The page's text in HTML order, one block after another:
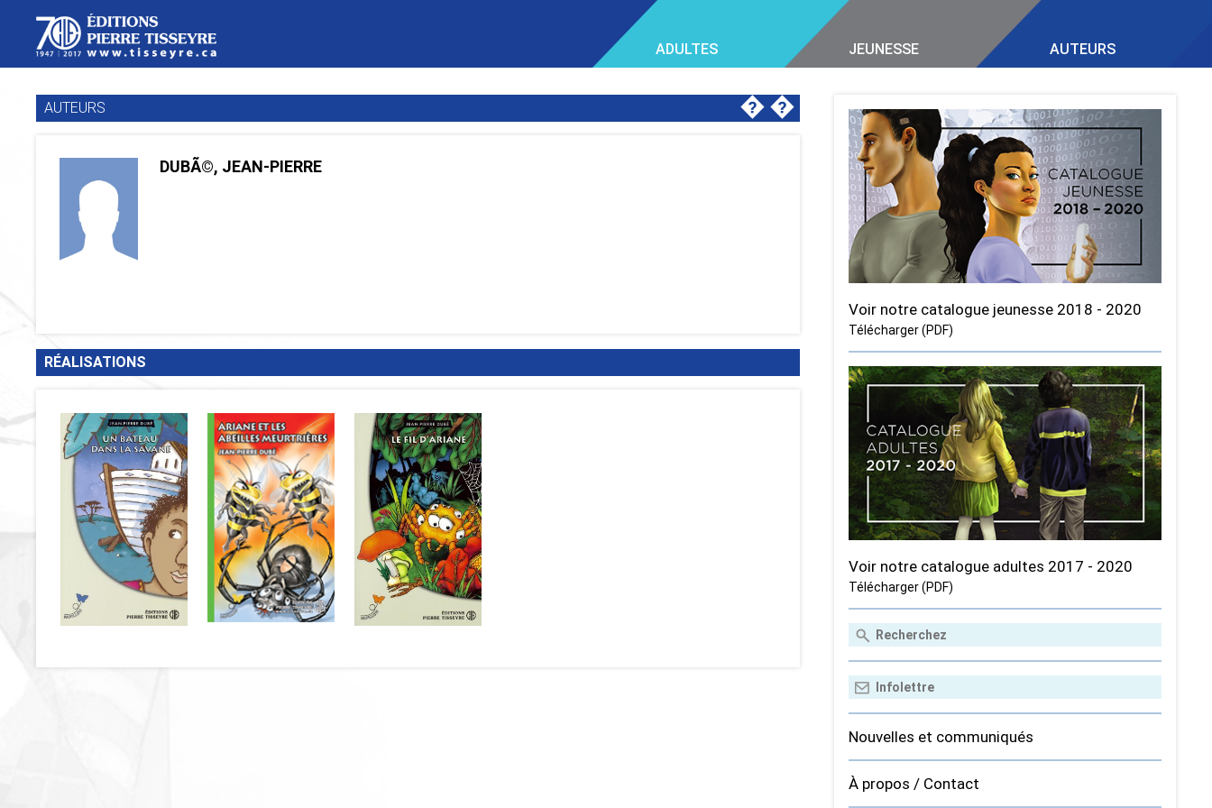
ADULTES JEUNESSE AUTEURS
AUTEURS ��
DUBÃ©, JEAN-PIERRE
RÉALISATIONS
Voir notre catalogue jeunesse 2018 - 2020
Télécharger (PDF)
Voir notre catalogue adultes 2017 - 2020
Télécharger (PDF)
Nouvelles et communiqués
À propos / Contact